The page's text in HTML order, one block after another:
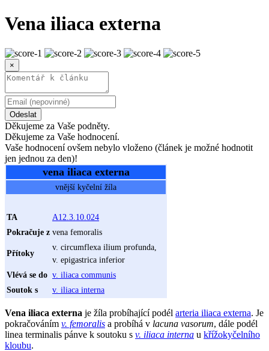
Vena iliaca externa
×
Odeslat
Děkujeme za Vaše podněty.
Děkujeme za Vaše hodnocení.
Vaše hodnocení ovšem nebylo vloženo (článek je možné hodnotit
jen jednou za den)!
vena iliaca externa
vnější kyčelní žíla
TA
A12.3.10.024
Pokračuje z vena femoralis
Přítoky
v. circumflexa ilium profunda,
v. epigastrica inferior
Vlévá se do v. iliaca communis
Soutok s
v. iliaca interna
Vena iliaca externa je žíla probíhající podél arteria iliaca externa. Je
pokračováním v. femoralis a probíhá v lacuna vasorum, dále podél
linea terminalis pánve k soutoku s v. iliaca interna u křížokyčelního
kloubu.